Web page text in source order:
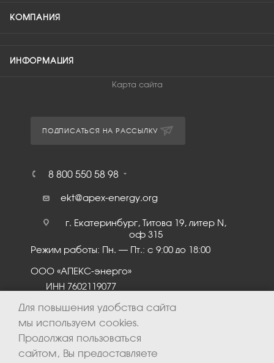
КОМПАНИЯ
ИНФОРМАЦИЯ
Карта сайта
ПОДПИСАТЬСЯ НА РАССЫЛКУ
8 800 550 58 98
ekt@apex-energy.org
г. Екатеринбург, Титова 19, литер N,
оф 315
Режим работы: Пн. – Пт.: с 9:00 до 18:00
ООО «АПЕКС-энерго»
ИНН 7602119077
Для повышения удобства сайта
мы используем cookies.
Продолжая пользоваться
сайтом, Вы предоставляете